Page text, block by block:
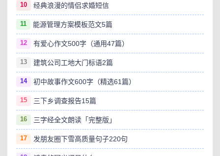
10 经典浪漫的情侣求婚短信
11 能源管理方案模板范文5篇
12 有爱心作文500字（通用47篇）
13 建筑公司工地大门标语2篇
14 初中故事作文600字（精选61篇）
15 三下乡调查报告15篇
16 三字经全文朗读「完整版」
17 发朋友圈下雪高质量句子220句